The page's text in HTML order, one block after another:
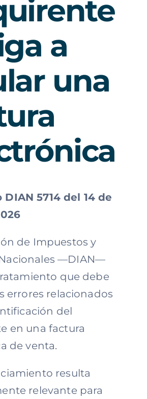
a
una
5714 del 14 de
de Impuestos y
—DIAN—
que debe
errores relacionados
del
en una factura
de venta.
resulta
relevante para